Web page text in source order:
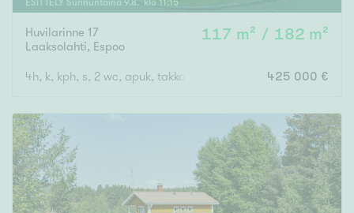
Huvilarinne 17
Laaksolahti, Espoo
117 m² / 182 m²
4h, k, kph, s, 2 wc, apuk, takkah/askartelut, var, at425 000 €